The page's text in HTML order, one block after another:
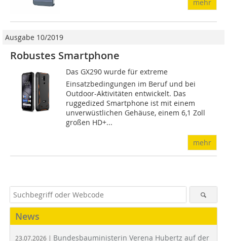
mehr
Ausgabe 10/2019
Robustes Smartphone
Das GX290 wurde für extreme
Einsatzbedingungen im Beruf und bei
Outdoor-Aktivitäten entwickelt. Das
ruggedized Smartphone ist mit einem
unverwüstlichen Gehäuse, einem 6,1 Zoll
großen HD+...
mehr
News
23.07.2026 | Bundesbauministerin Verena Hubertz auf der